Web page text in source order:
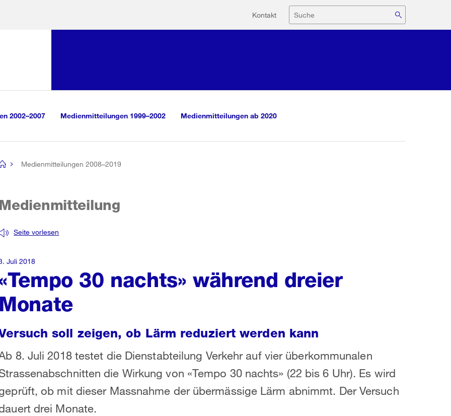
Hilfsnavigation
Kontakt Suche
2002–2007 Medienmitteilungen 1999–2002 Medienmitteilungen ab 2020
Medienmitteilungen 2008–2019
30 nachts» während dreier
Monate
Seite vorlesen
soll zeigen, ob Lärm reduziert werden kann
8. Juli 2018 testet die Dienstabteilung Verkehr auf vier überkommunalen
die Wirkung von «Tempo 30 nachts» (22 bis 6 Uhr). Es wird
ob mit dieser Massnahme der übermässige Lärm abnimmt. Der Versuch
drei Monate.
Juli 2018